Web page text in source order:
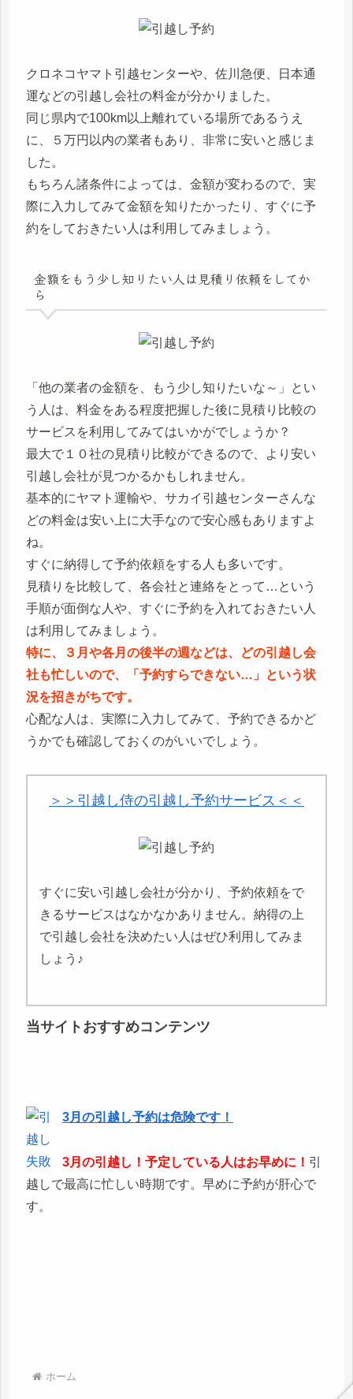
クロネコヤマト引越センターや、佐川急便、日本通
運などの引越し会社の料金が分かりました。
同じ県内で100km以上離れている場所であるうえ
に、５万円以内の業者もあり、非常に安いと感じま
した。
もちろん諸条件によっては、金額が変わるので、実
際に入力してみて金額を知りたかったり、すぐに予
約をしておきたい人は利用してみましょう。
金額をもう少し知りたい人は見積り依頼をしてか
ら
「他の業者の金額を、もう少し知りたいな～」とい
う人は、料金をある程度把握した後に見積り比較の
サービスを利用してみてはいかがでしょうか？
最大で１０社の見積り比較ができるので、より安い
引越し会社が見つかるかもしれません。
基本的にヤマト運輸や、サカイ引越センターさんな
どの料金は安い上に大手なので安心感もありますよ
ね。
すぐに納得して予約依頼をする人も多いです。
見積りを比較して、各会社と連絡をとって…という
手順が面倒な人や、すぐに予約を入れておきたい人
は利用してみましょう。
特に、３月や各月の後半の週などは、どの引越し会
社も忙しいので、「予約すらできない…」という状
況を招きがちです。
心配な人は、実際に入力してみて、予約できるかど
うかでも確認しておくのがいいでしょう。
＞＞引越し侍の引越し予約サービス＜＜
すぐに安い引越し会社が分かり、予約依頼をで
きるサービスはなかなかありません。納得の上
で引越し会社を決めたい人はぜひ利用してみま
しょう♪
当サイトおすすめコンテンツ
3月の引越し予約は危険です！
3月の引越し！予定している人はお早めに！ 引
越しで最高に忙しい時期です。早めに予約が肝心で
す。
ホーム